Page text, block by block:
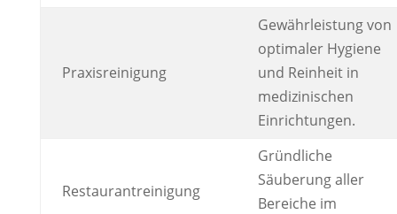
Praxisreinigung
Gewährleistung von
optimaler Hygiene
und Reinheit in
medizinischen
Einrichtungen.
Restaurantreinigung
Gründliche
Säuberung aller
Bereiche im